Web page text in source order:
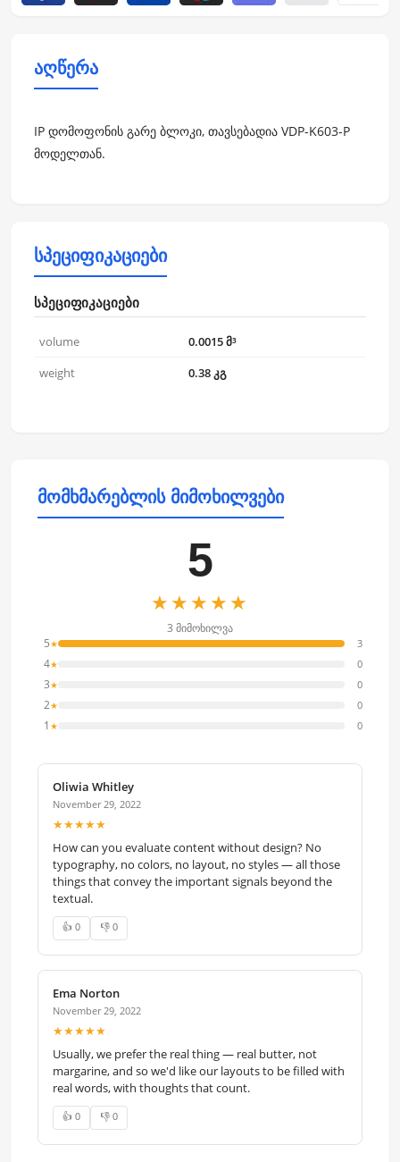
აღწერა
IP დომოფონის გარე ბლოკი, თავსებადია VDP-K603-P
მოდელთან.
სპეციფიკაციები
სპეციფიკაციები
volume
0.0015 მ³
weight
0.38 კგ
მომხმარებლის მიმოხილვები
5
★★★★★
3 მიმოხილვა
5★ 3
4★ 0
3★ 0
2★ 0
1 ★ 0
Oliwia Whitley
November 29, 2022
★★★★★
How can you evaluate content without design? No
typography, no colors, no layout, no styles — all those
things that convey the important signals beyond the
textual.
👍 0 👎 0
Ema Norton
November 29, 2022
★★★★★
Usually, we prefer the real thing — real butter, not
margarine, and so we'd like our layouts to be filled with
real words, with thoughts that count.
👍 0 👎 0